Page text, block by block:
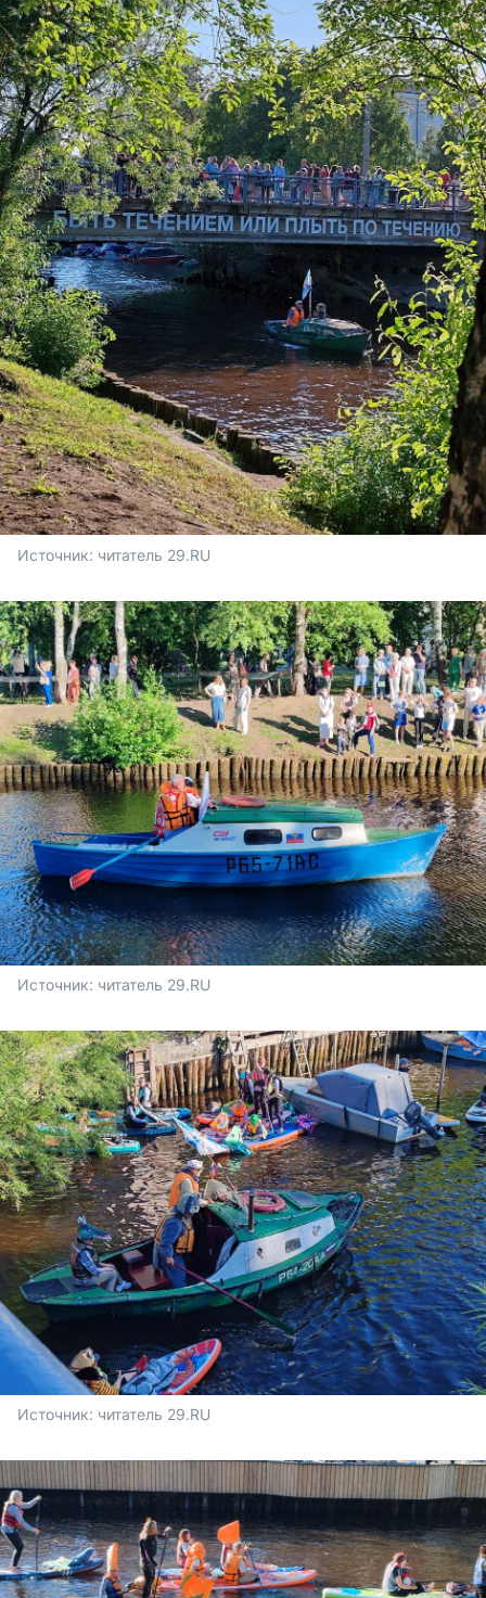
Источник: читатель 29.RU
Источник: читатель 29.RU
Источник: читатель 29.RU